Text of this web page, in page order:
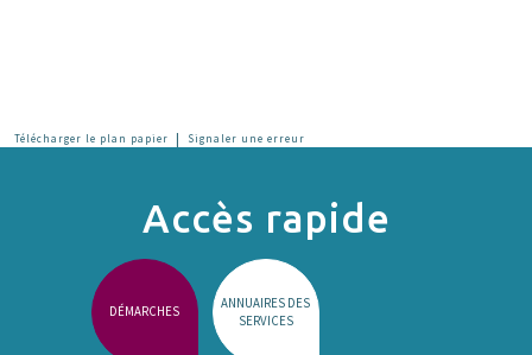
Télécharger le plan papier | Signaler une erreur
Accès rapide
DÉMARCHES
ANNUAIRES DES
SERVICES